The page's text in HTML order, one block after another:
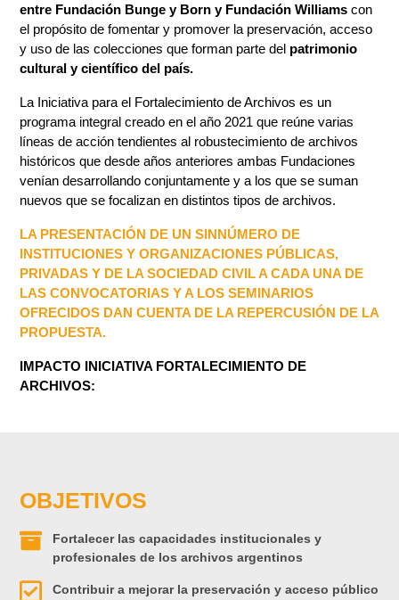
entre Fundación Bunge y Born y Fundación Williams con
el propósito de fomentar y promover la preservación, acceso
y uso de las colecciones que forman parte del patrimonio
cultural y científico del país.
La Iniciativa para el Fortalecimiento de Archivos es un
programa integral creado en el año 2021 que reúne varias
líneas de acción tendientes al robustecimiento de archivos
históricos que desde años anteriores ambas Fundaciones
venían desarrollando conjuntamente y a los que se suman
nuevos que se focalizan en distintos tipos de archivos.
LA PRESENTACIÓN DE UN SINNÚMERO DE
INSTITUCIONES Y ORGANIZACIONES PÚBLICAS,
PRIVADAS Y DE LA SOCIEDAD CIVIL A CADA UNA DE
LAS CONVOCATORIAS Y A LOS SEMINARIOS
OFRECIDOS DAN CUENTA DE LA REPERCUSIÓN DE LA
PROPUESTA.
IMPACTO INICIATIVA FORTALECIMIENTO DE
ARCHIVOS:
OBJETIVOS
Fortalecer las capacidades institucionales y
profesionales de los archivos argentinos
Contribuir a mejorar la preservación y acceso público